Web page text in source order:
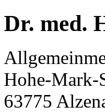
Dr. med.
Hohe-Mark-
63775